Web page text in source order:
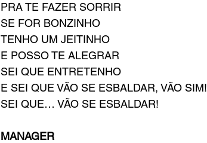
PRA TE FAZER SORRIR
SE FOR BONZINHO
TENHO UM JEITINHO
E POSSO TE ALEGRAR
SEI QUE ENTRETENHO
E SEI QUE VÃO SE ESBALDAR, VÃO SIM!
SEI QUE… VÃO SE ESBALDAR!
MANAGER